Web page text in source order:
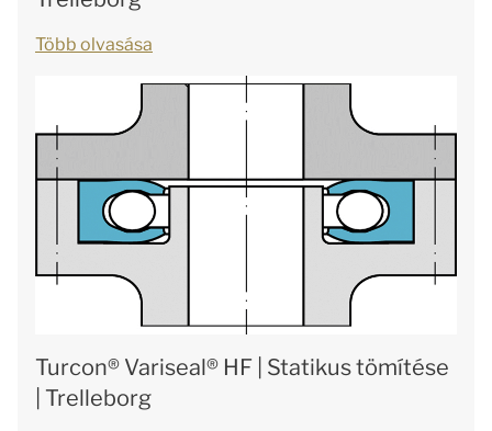
Több olvasása
Turcon® Variseal® HF | Statikus tömítése
| Trelleborg